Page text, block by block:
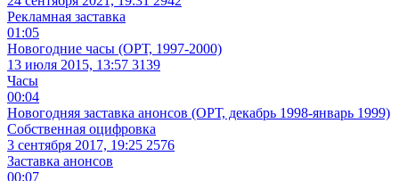
Рекламная заставка
01:05
Новогодние часы (ОРТ, 1997-2000)
13 июля 2015, 13:57 3139
Часы
00:04
Новогодняя заставка анонсов (ОРТ, декабрь 1998-январь 1999)
Собственная оцифровка
3 сентября 2017, 19:25 2576
Заставка анонсов
00:07